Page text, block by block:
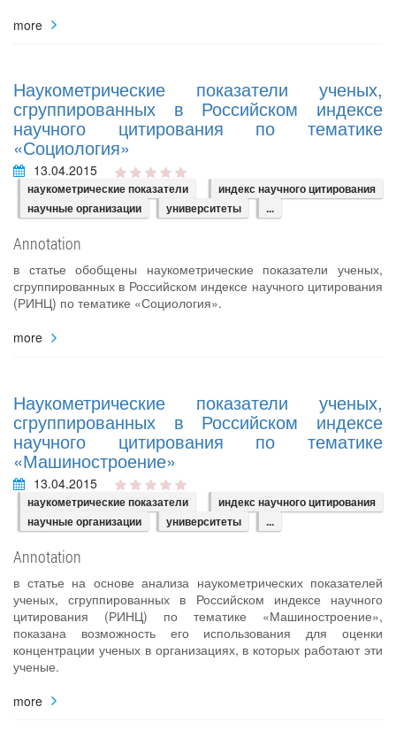
more
Наукометрические показатели ученых,
сгруппированных в Российском индексе
научного цитирования по тематике
«Социология»
13.04.2015
наукометрические показатели
индекс научного цитирования
научные организации
университеты ...
Annotation
в статье обобщены наукометрические показатели ученых,
сгруппированных в Российском индексе научного цитирования
(РИНЦ) по тематике «Социология».
more
Наукометрические показатели ученых,
сгруппированных в Российском индексе
научного цитирования по тематике
«Машиностроение»
13.04.2015
наукометрические показатели
индекс научного цитирования
научные организации
университеты ...
Annotation
в статье на основе анализа наукометрических показателей
ученых, сгруппированных в Российском индексе научного
цитирования (РИНЦ) по тематике «Машиностроение»,
показана возможность его использования для оценки
концентрации ученых в организациях, в которых работают эти
ученые.
more